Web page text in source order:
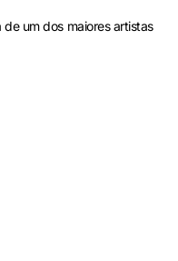
um dos maiores artistas